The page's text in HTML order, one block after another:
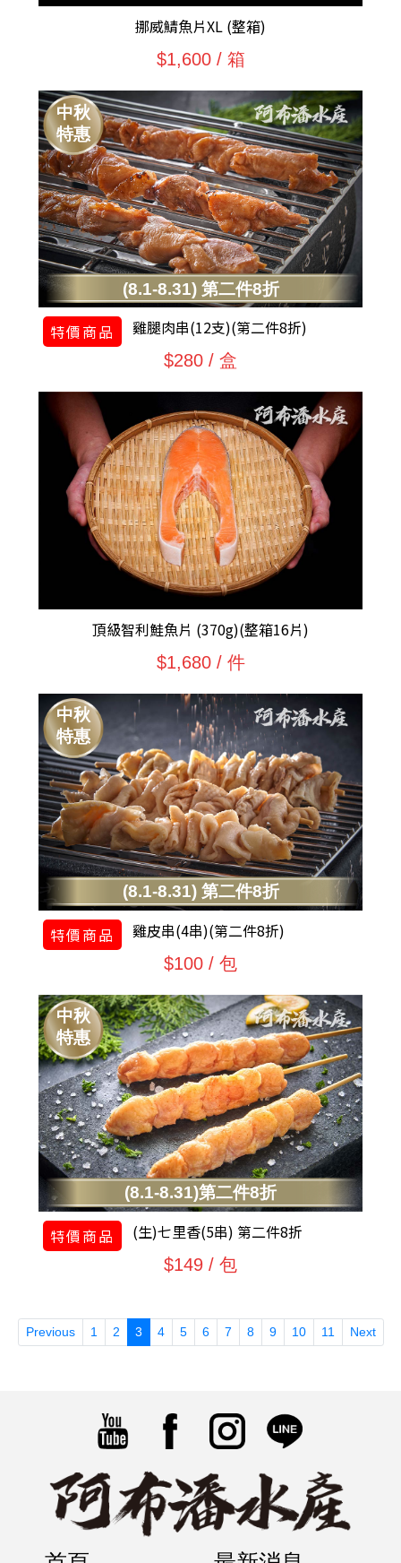
挪威鯖魚片XL (整箱)
$1,600 / 箱
(8.1-8.31) 第二件8折
中秋
特惠
特價商品 雞腿肉串(12支)(第二件8折)
$280 / 盒
頂級智利鮭魚片 (370g)(整箱16片)
$1,680 / 件
(8.1-8.31) 第二件8折
中秋
特惠
特價商品 雞皮串(4串)(第二件8折)
$100 / 包
(8.1-8.31)第二件8折
中秋
特惠
特價商品 (生)七里香(5串) 第二件8折
$149 / 包
Previous 1 2 3(current)
4 5 6 7 8 9 10 11 Next